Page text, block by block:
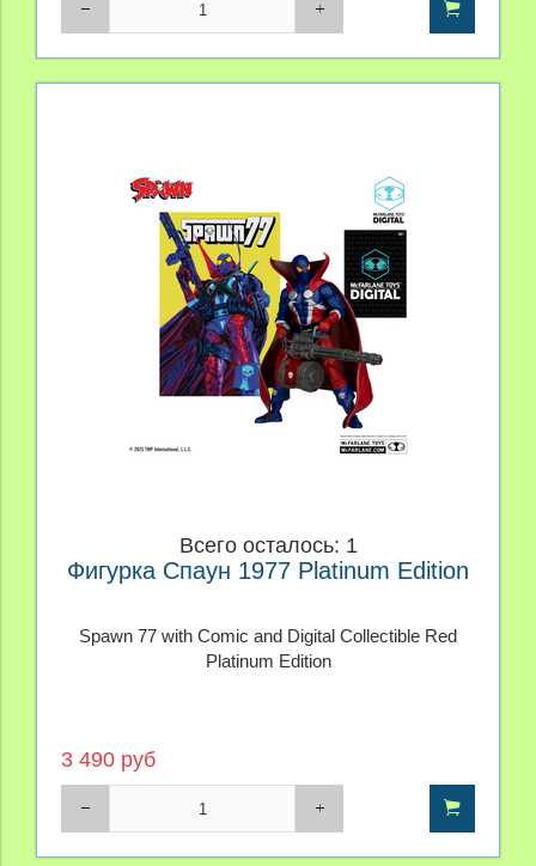
Всего осталось: 1
Фигурка Спаун 1977 Platinum Edition
Spawn 77 with Comic and Digital Collectible Red
Platinum Edition
3 490 руб